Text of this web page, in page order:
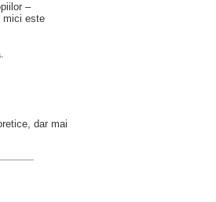
–
mici este
dar mai